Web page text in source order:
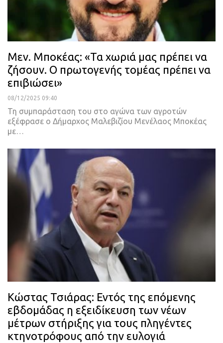
Μεν. Μποκέας: «Τα χωριά μας πρέπει να
ζήσουν. Ο πρωτογενής τομέας πρέπει να
επιβιώσει»
08/12/2025 09:40
Τη συμπαράσταση του στο αγώνα των αγροτών
εξέφρασε ο Δήμαρχος Μαλεβιζίου Μενέλαος Μποκέας
με…
Κώστας Τσιάρας: Εντός της επόμενης
εβδομάδας η εξειδίκευση των νέων
μέτρων στήριξης για τους πληγέντες
κτηνοτρόφους από την ευλογιά